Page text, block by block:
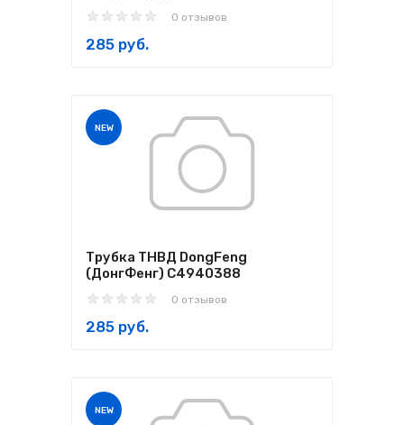
0 отзывов
285 руб.
NEW
Трубка ТНВД DongFeng
(ДонгФенг) C4940388
0 отзывов
285 руб.
NEW